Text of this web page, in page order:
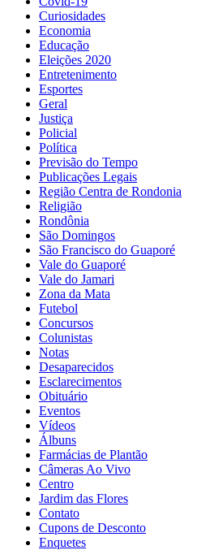
Curiosidades
Economia
Educação
Eleições 2020
Entretenimento
Esportes
Geral
Justiça
Policial
Política
Previsão do Tempo
Publicações Legais
Região Centra de Rondonia
Religião
Rondônia
São Domingos
São Francisco do Guaporé
Vale do Guaporé
Vale do Jamari
Zona da Mata
Futebol
Concursos
Colunistas
Notas
Desaparecidos
Esclarecimentos
Obituário
Eventos
Vídeos
Álbuns
Farmácias de Plantão
Câmeras Ao Vivo
Centro
Jardim das Flores
Contato
Cupons de Desconto
Enquetes